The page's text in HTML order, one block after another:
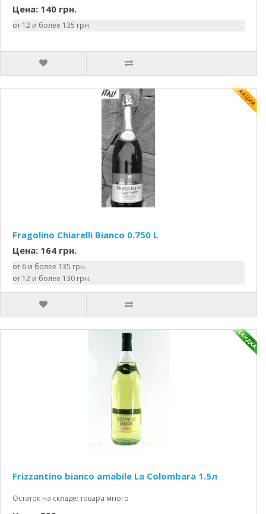
Цена: 140 грн.
от 12 и более 135 грн.
Fragolino Chiarelli Bianco 0.750 L
Цена: 164 грн.
от 6 и более 135 грн.
от 12 и более 130 грн.
Frizzantino bianco amabile La Colombara 1.5л
Остаток на складе: товара много